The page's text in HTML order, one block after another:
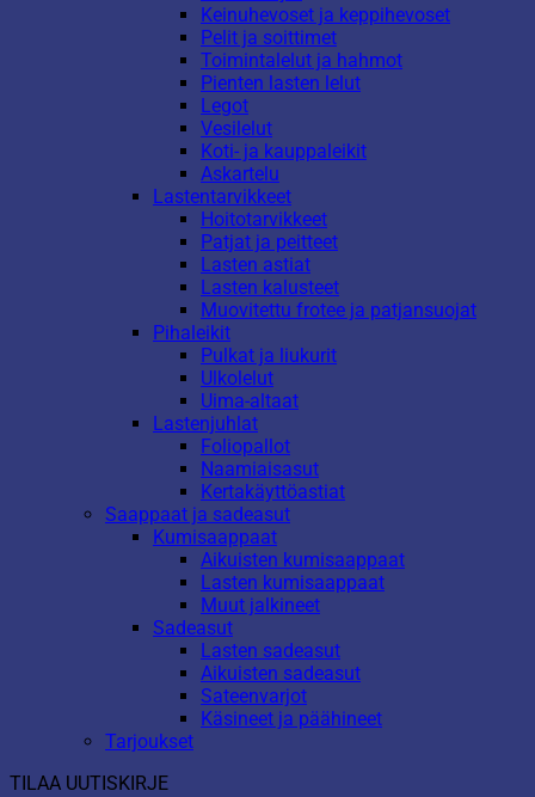
Keinuhevoset ja keppihevoset
Pelit ja soittimet
Toimintalelut ja hahmot
Pienten lasten lelut
Legot
Vesilelut
Koti- ja kauppaleikit
Askartelu
Lastentarvikkeet
Hoitotarvikkeet
Patjat ja peitteet
Lasten astiat
Lasten kalusteet
Muovitettu frotee ja patjansuojat
Pihaleikit
Pulkat ja liukurit
Ulkolelut
Uima-altaat
Lastenjuhlat
Foliopallot
Naamiaisasut
Kertakäyttöastiat
Saappaat ja sadeasut
Kumisaappaat
Aikuisten kumisaappaat
Lasten kumisaappaat
Muut jalkineet
Sadeasut
Lasten sadeasut
Aikuisten sadeasut
Sateenvarjot
Käsineet ja päähineet
Tarjoukset
TILAA UUTISKIRJE